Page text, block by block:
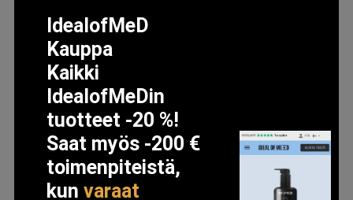
CURIOUS, EDP 100ML
LISÄTIETOJA
IdealofMeD
Kauppa
Kaikki
IdealofMeDin
tuotteet -20 %!
Saat myös -200 €
toimenpiteistä,
kunvaraat